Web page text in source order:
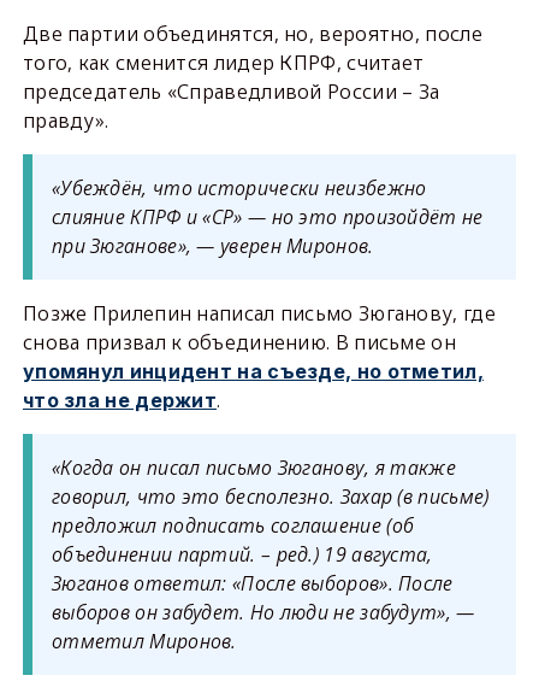
Две партии объединятся, но, вероятно, после
того, как сменится лидер КПРФ, считает
председатель «Справедливой России – За
правду».
«Убеждён, что исторически неизбежно
слияние КПРФ и «СР» — но это произойдёт не
при Зюганове», — уверен Миронов.
Позже Прилепин написал письмо Зюганову, где
снова призвал к объединению. В письме он
упомянул инцидент на съезде, но отметил,
что зла не держит.
«Когда он писал письмо Зюганову, я также
говорил, что это бесполезно. Захар (в письме)
предложил подписать соглашение(об
объединении партий. – ред.) 19 августа,
Зюганов ответил: «После выборов». После
выборов он забудет. Но люди не забудут», —
отметил Миронов.